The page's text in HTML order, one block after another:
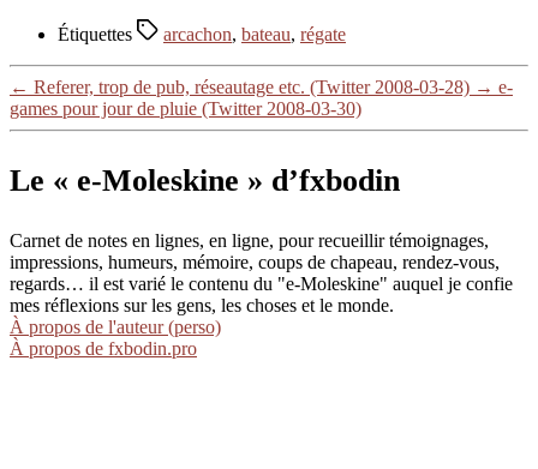
Étiquettes arcachon, bateau, régate
← Referer, trop de pub, réseautage etc. (Twitter 2008-03-28) → e-
games pour jour de pluie (Twitter 2008-03-30)
Le « e-Moleskine » d’fxbodin
Carnet de notes en lignes, en ligne, pour recueillir témoignages,
impressions, humeurs, mémoire, coups de chapeau, rendez-vous,
regards… il est varié le contenu du "e-Moleskine" auquel je confie
mes réflexions sur les gens, les choses et le monde.
À propos de l'auteur (perso)
À propos de fxbodin.pro